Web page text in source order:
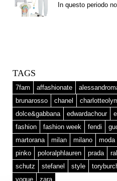
In questo periodo
TAGS
7fam affashionate
brunarosso
chanel
dolce&gabbana
edwardachour
fashion
fashion week fendi
martorana
milan milano moda
pinko
poloralphlauren prada
schutz
stefanel style
vogue
zara